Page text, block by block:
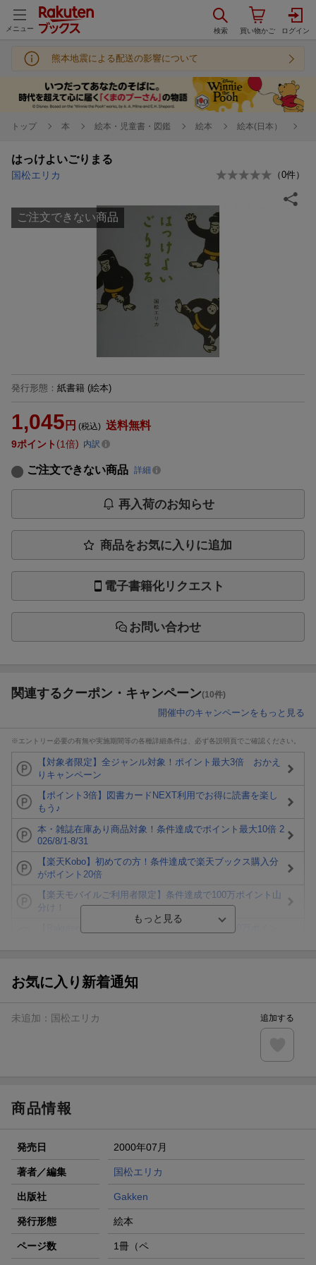
メニュー
熊本地震による配送の影響について
トップ 本 絵本・児童書・図鑑 絵本 絵本(日本）
はっけよいごりまる
国松エリカ （0件）
ご注文できない商品
発行形態 ： 紙書籍 (絵本)
1,045 円 (税込) 送料無料
9ポイント 1倍 内訳
ご注文できない商品 詳細
再入荷のお知らせ
商品をお気に入りに追加
電子書籍化リクエスト
お問い合わせ
関連するクーポン・キャンペーン(10件)
開催中のキャンペーンをもっと見る
※エントリー必要の有無や実施期間等の各種詳細条件は、必ず各説明頁でご確認ください。
【対象者限定】全ジャンル対象！ポイント最大3倍 おかえ
りキャンペーン
【ポイント3倍】図書カードNEXT利用でお得に読書を楽し
もう♪
本・雑誌在庫あり商品対象！条件達成でポイント最大10倍 2
026/8/1-8/31
【楽天Kobo】初めての方！条件達成で楽天ブックス購入分
がポイント20倍
【楽天モバイルご利用者限定】条件達成で100万ポイント山
分け！
が当たる！
楽天モバイル紹介キャンペーンの拡散で300円OFFクーポン
条件達成で楽天限定・宝塚歌劇 宙組貸切公演ペアチケット
お気に入り新着通知
未追加： 国松エリカ 追加する
商品情報
発売日 2000年07月
著者／編集 国松エリカ
出版社 Gakken
発行形態 絵本
ページ数 1冊（ペ